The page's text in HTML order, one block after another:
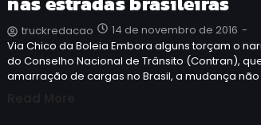
truckredacao 14 de novembro de 2016 -
Via Chico da Boleia Embora alguns torçam o
do Conselho Nacional de Trânsito (Contran),
amarração de cargas no Brasil, a mudança